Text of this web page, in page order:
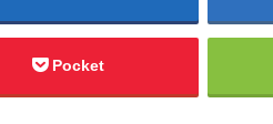
Pocket